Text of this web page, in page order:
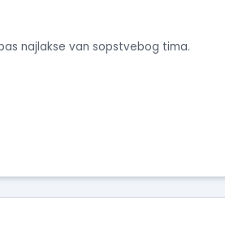
najlakse van sopstvebog tima.